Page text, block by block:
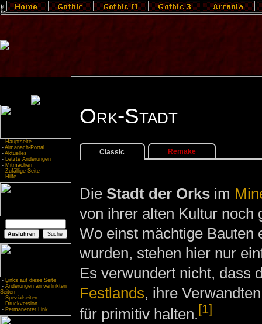
- Hauptseite
- Almanach-Portal
- Aktuelles
- Letzte Änderungen
- Mitmachen
- Zufällige Seite
- Hilfe
- Links auf diese Seite
- Änderungen an verlinkten
Seiten
- Spezialseiten
- Druckversion
- Permanenter Link
Ork-Stadt
Classic Remake
Die Stadt der Orksim
von ihrer alten Kultur noch
Wo einst mächtige Bauten
wurden, stehen hier nur
Es verwundert nicht, dass
Festlands, ihre
für primitiv halten. [1]